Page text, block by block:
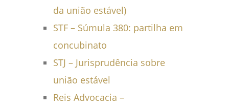
da união estável)
STF – Súmula 380: partilha em
concubinato
STJ – Jurisprudência sobre
união estável
Reis Advocacia –